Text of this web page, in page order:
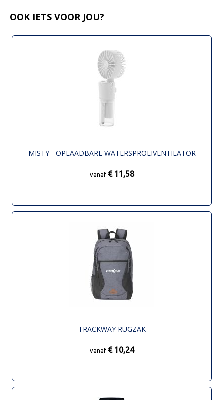
OOK IETS VOOR JOU?
MISTY - OPLAADBARE WATERSPROEIVENTILATOR
vanaf € 11,58
TRACKWAY RUGZAK
vanaf € 10,24